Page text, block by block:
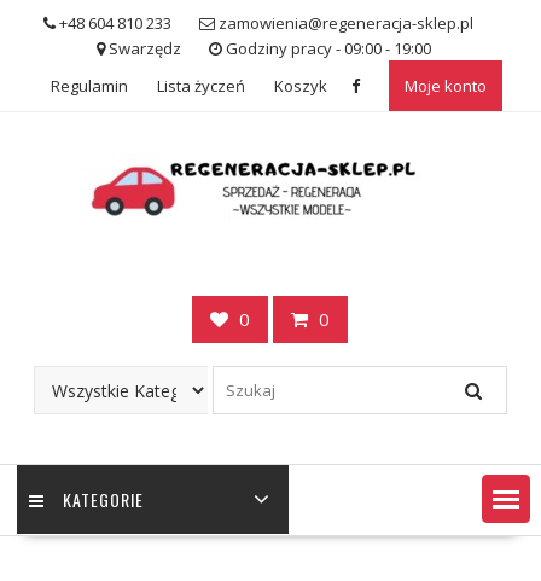
+48 604 810 233
zamowienia@regeneracja-sklep.pl
Swarzędz
Godziny pracy - 09:00 - 19:00
Regulamin
Lista życzeń Koszyk Moje konto
0 0
KATEGORIE